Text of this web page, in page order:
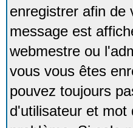
enregistrer afin de
message est
webmestre ou
vous vous êtes
pouvez toujours
d'utilisateur et mot